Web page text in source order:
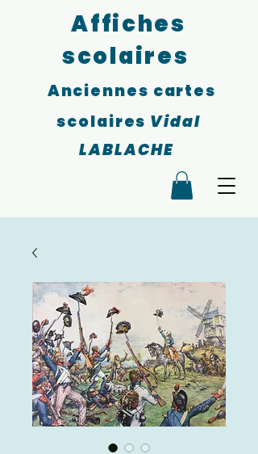
Affiches
scolaires
Anciennes cartes
scolaires Vidal
LABLACHE